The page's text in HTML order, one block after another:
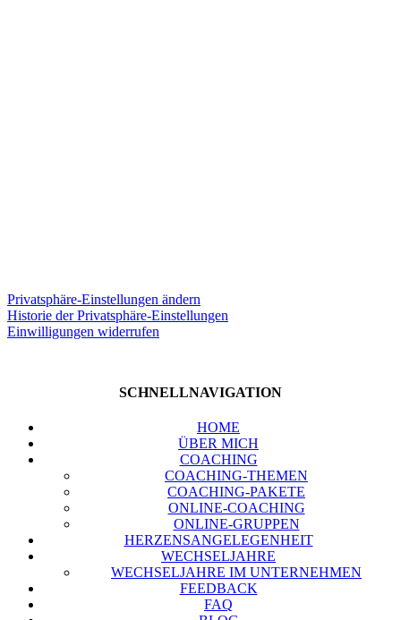
Pri­vat­sphä­re-Ein­stel­lun­gen ändern
His­to­rie der Pri­vat­sphä­re-Ein­stel­lun­gen
Ein­wil­li­gun­gen wider­ru­fen
SCHNELL­NA­VI­GA­TI­ON
HOME
ÜBER MICH
COA­CHING
COA­CHING-THE­MEN
COA­CHING-PAKE­TE
ONLINE-COA­CHING
ONLINE-GRUP­PEN
HER­ZENS­AN­GE­LE­GEN­HEIT
WECH­SEL­JAH­RE
WECH­SEL­JAH­RE IM UNTER­NEH­MEN
FEED­BACK
FAQ